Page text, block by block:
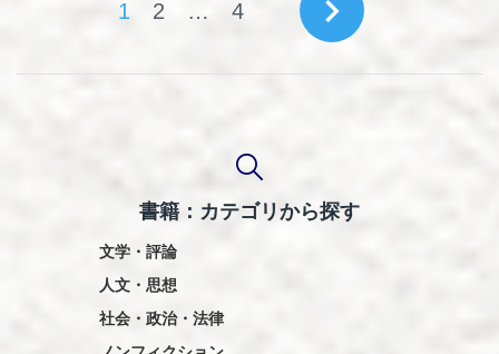
1 2 … 4 navigate_next
書籍：カテゴリから探す
文学・評論
人文・思想
社会・政治・法律